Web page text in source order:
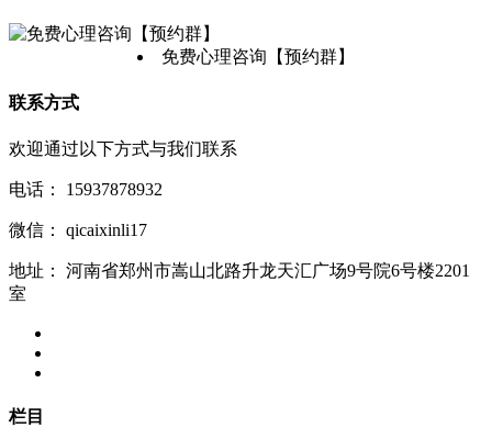
免费心理咨询【预约群】
联系方式
欢迎通过以下方式与我们联系
电话： 15937878932
微信： qicaixinli17
地址：
河南省郑州市嵩山北路升龙天汇广场9号院6号楼2201
室
栏目